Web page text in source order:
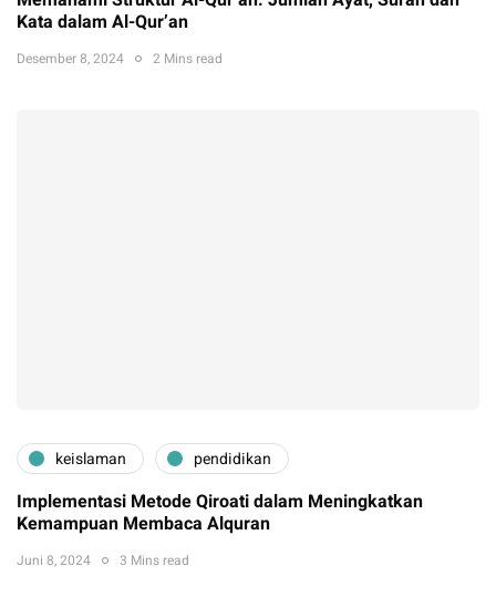
Kata dalam Al-Qur’an
Desember 8, 2024 2 Mins read
keislaman pendidikan
Implementasi Metode Qiroati dalam Meningkatkan
Kemampuan Membaca Alquran
Juni 8, 2024 3 Mins read